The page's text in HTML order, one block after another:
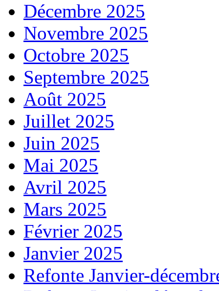
Décembre 2025
Novembre 2025
Octobre 2025
Septembre 2025
Août 2025
Juillet 2025
Juin 2025
Mai 2025
Avril 2025
Mars 2025
Février 2025
Janvier 2025
Refonte Janvier-